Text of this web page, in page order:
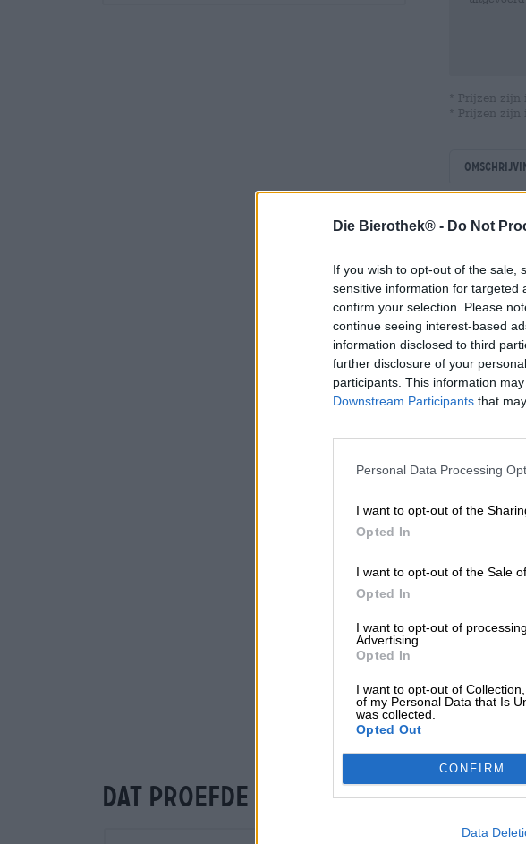
Die Bierothek® - Do Not
If you wish to opt-out of the sale,
sensitive information for targeted
confirm your selection. Please
continue seeing interest-based
information disclosed to third
further disclosure of your
participants. This information
Downstream Participants that
Personal Data Processing
I want to opt-out of the
Opted In
I want to opt-out of the Sale
Opted In
I want to opt-out of
Advertising.
Opted In
I want to opt-out of
of my Personal Data that Is
was collected.
Opted Out
CONFIRM
Data
* Prijzen
* Prijzen
Naast de
frisheid
De
smaak
het bier
Ipanema
valt. Een
van een
eerste
geeft.
Dorst?
GRATIS
Dat proefde je ook